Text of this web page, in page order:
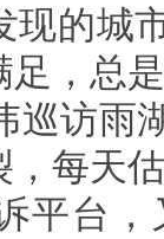
现的城
足，总
巡访雨
每天
平台